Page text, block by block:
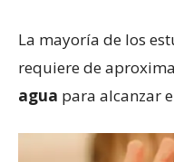
La mayoría de los
requiere de
agua para alcanzar